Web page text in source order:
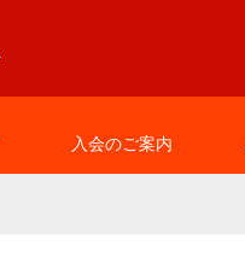
入会のご案内